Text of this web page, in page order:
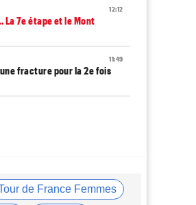
12:12
7e étape et le Mont
11:49
fracture pour la 2e fois
10:56
de France Femmes